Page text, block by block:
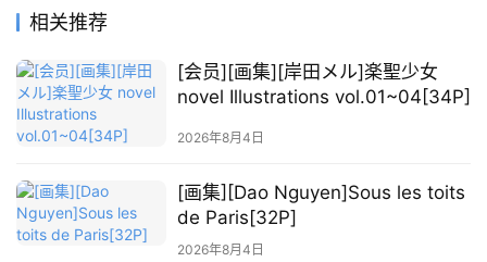
关
本
站
相关推荐
[会员][画集][岸田メル]楽聖少女
novel Illustrations vol.01~04[34P]
2026年8月4日
[画集][Dao Nguyen]Sous les toits
de Paris[32P]
2026年8月4日